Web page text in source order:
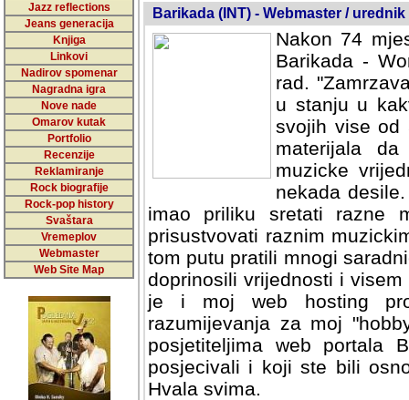
Jazz reflections
Jeans generacija
Knjiga
Linkovi
Nadirov spomenar
Nagradna igra
Nove nade
Omarov kutak
Portfolio
Recenzije
Reklamiranje
Rock biografije
Rock-pop history
Svaštara
Vremeplov
Webmaster
Web Site Map
Barikada (INT) - Webmaster / urednik
Nakon 74
Barikada -
rad.
u stanju u
svojih vise od
materijala
muzicke
nekada
imao priliku sretati razne
prisustvovati raznim
tom putu pratili mnogi
doprinosili vrijednosti i
je i moj web hosting
razumijevanja za moj
posjetiteljima web portala
posjecivali i koji ste bili
Hvala svima.